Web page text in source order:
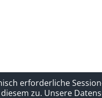
erforderliche
zu. Unsere